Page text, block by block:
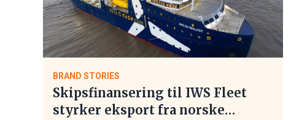
BRAND STORIES
Skipsfinansering til IWS Fleet
styrker eksport fra norske